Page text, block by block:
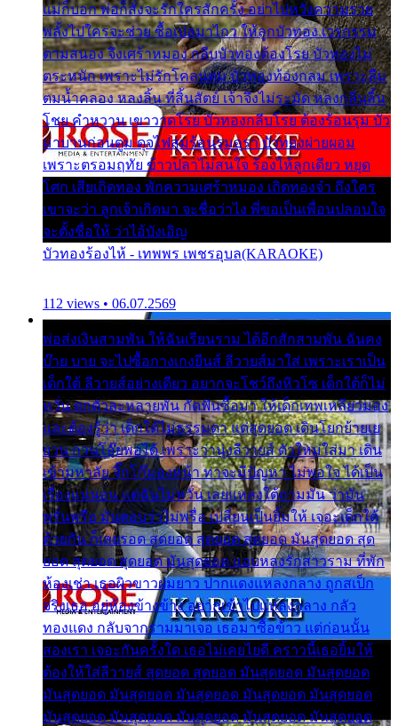
แม่ก็บอก พ่อก็สั่งจะรักใครสักครั้ง อย่าไปหวังความรวย
พลั้งไปใครจะช่วย ซื้อเปลมาไกว ให้ลูกบัวทอง เวรกรรม
ตามสนอง จึงเศร้าหมอง กลีบบัวทองต้องโรย บัวทองไม่
ตระหนัก เพราะไม่รักโคลนตม บัวทองท้องกลม เพราะลืม
ตมน้ำคลอง หลงลิ้น ที่สิ้นสัตย์ เจ้าจึงไม่ระมัด หลงกลิ่นลิ้น
โชย คำหวาน เขาวาดโรย บัวทองกลีบโรย ต้องร้อนรุม บัว
มาบานก่อนตูม ดุจไฟสุมร้อนรุมอุรา บัวทองผ่ายผอม
เพราะตรอมฤทัย ข้าวปลาไม่สนใจ ร้องไห้ลูกเดียว หยุด
โศก เสียเถิดทอง พักความเศร้าหมอง เถิดทองจ๋า ถึงใคร
เขาจะว่า ลูกเจ้าเกิดมา จะชื่อว่าไง พี่ขอเป็นเพื่อนปลอบใจ
จะตั้งชื่อให้ ว่าไอ้บังเอิญ
บัวทองร้องไห้ - เทพพร เพชรอุบล(KARAOKE)
112 views • 06.07.2569
พ่อส่งเงินสามพัน ให้ฉันเรียนราม ได้อีกสักสามพัน ฉันคง
บ๊าย บาย จะไปซื้อกางเกงยีนส์ ลีวายส์มาใส่ เพราะเราเป็น
เด็กใต้ ลีวายส์อย่างเดียว อยากจะโชว์ถึงหิวโซ เด็กใต้ก็ไม่
หวั่น ตกตัวละหลายพัน กัดฟันซื้อมา ให้เด็กเทพเหลียวมอง
และต้องรู้ว่า เด็กใต้ไม่ธรรมดา แต่สุดยอด เดินโยกย้ายเย
ยวน กวนโอ๊ยพอได้ เพราะว่านุ่งลีวายส์ ตัวใหม่ใส่มา เดิน
เข้ามหาลัย จิ๊กโก๊มองหน้า ท่าจะมีปัญหา ไม่พอใจ ได้เป็น
เรื่องแน่นอน แต่ฉันไม่หวั่น เลยแหลงใต้ถามมัน ว่ามัน
พรั่นพรือ มันตอบว่าไม่พรื่อ เปลี่ยนเป็นยิ้มให้ เจอะเด็กใต้
ด้วยกัน ก็เลยรอด สุดยอด สุดยอด สุดยอด มันสุดยอด สุด
ยอด สุดยอด สุดยอด มันสุดยอด แอบหลงรักสาวราม ที่พัก
ห้องเช่า เธอผิวขาวผมยาว ปากแดงแหลงกลาง ถูกสเป็ก
จริงเธอ อยู่ห้องข้างข้าง อยากเข้าไปแหลงกลาง กลัว
ทองแดง กลับจากรามมาเจอ เธอมาซื้อข้าว แต่ก่อนนั้น
สองเรา เจอะกันครั้งใด เธอไม่เคยไยดี คราวนี้เธอยิ้มให้
ต้องให้ใส่ลีวายส์ สุดยอด สุดยอด มันสุดยอด มันสุดยอด
มันสุดยอด มันสุดยอด มันสุดยอด มันสุดยอด มันสุดยอด
มันสุดยอด มันสุดยอด มันสุดยอด มันสุดยอด มันสุดยอด